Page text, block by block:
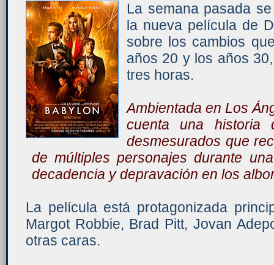
La semana pasada
la nueva película de
sobre los cambios
años 20 y los años
tres horas.
Ambientada en Los
cuenta una historia
desmesurados que
de múltiples personajes durante
decadencia y depravación en los
La película está protagonizada
Margot Robbie, Brad Pitt, Jovan
otras caras.